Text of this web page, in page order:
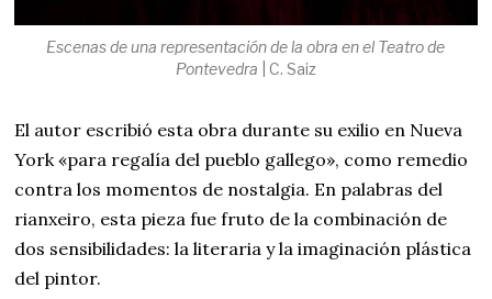
Escenas de una representación de la obra en el Teatro de
Pontevedra | C. Saiz
El autor escribió esta obra durante su exilio en Nueva
York «para regalía del pueblo gallego», como remedio
contra los momentos de nostalgia. En palabras del
rianxeiro, esta pieza fue fruto de la combinación de
dos sensibilidades: la literaria y la imaginación plástica
del pintor.